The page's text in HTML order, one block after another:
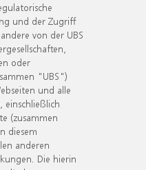
und der Zugriff
von der UBS
oder
"UBS")
und alle
einschließlich
(zusammen
diesem
anderen
Die hierin